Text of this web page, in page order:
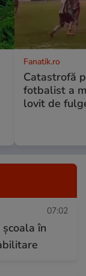
Fanatik.ro
Catastrofă
fotbalist a
lovit de
07:02
în